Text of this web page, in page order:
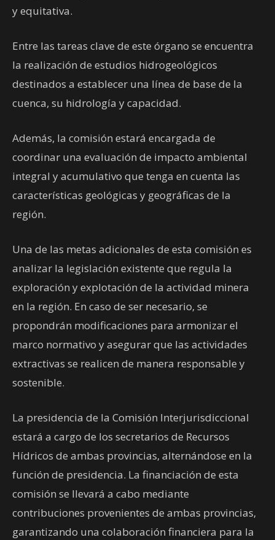
y equitativa.
Entre las tareas clave de este órgano se encuentra
la realización de estudios hidrogeológicos
destinados a establecer una línea de base de la
cuenca, su hidrología y capacidad.
Además, la comisión estará encargada de
coordinar una evaluación de impacto ambiental
integral y acumulativo que tenga en cuenta las
características geológicas y geográficas de la
región.
Una de las metas adicionales de esta comisión es
analizar la legislación existente que regula la
exploración y explotación de la actividad minera
en la región. En caso de ser necesario, se
propondrán modificaciones para armonizar el
marco normativo y asegurar que las actividades
extractivas se realicen de manera responsable y
sostenible.
La presidencia de la Comisión Interjurisdiccional
estará a cargo de los secretarios de Recursos
Hídricos de ambas provincias, alternándose en la
función de presidencia. La financiación de esta
comisión se llevará a cabo mediante
contribuciones provenientes de ambas provincias,
garantizando una colaboración financiera para la